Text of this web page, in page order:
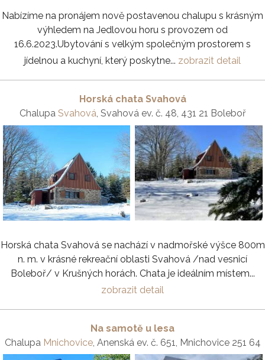
Nabízíme na pronájem nově postavenou chalupu s krásným
výhledem na Jedlovou horu s provozem od
16.6.2023.Ubytování s velkým společným prostorem s
jídelnou a kuchyní, který poskytne... zobrazit detail
Horská chata Svahová
Chalupa Svahová, Svahová ev. č. 48, 431 21 Boleboř
Horská chata Svahová se nachází v nadmořské výšce 800m
n. m. v krásné rekreační oblasti Svahová /nad vesnicí
Boleboř/ v Krušných horách. Chata je ideálním místem...
zobrazit detail
Na samotě u lesa
Chalupa Mnichovice, Anenská ev. č. 651, Mnichovice 251 64